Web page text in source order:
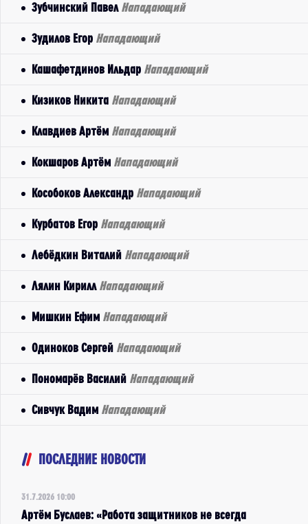
Зубчинский Павел Нападающий
Зудилов Егор Нападающий
Кашафетдинов Ильдар Нападающий
Кизиков Никита Нападающий
Клавдиев Артём Нападающий
Кокшаров Артём Нападающий
Кособоков Александр Нападающий
Курбатов Егор Нападающий
Лебёдкин Виталий Нападающий
Лялин Кирилл Нападающий
Мишкин Ефим Нападающий
Одиноков Сергей Нападающий
Пономарёв Василий Нападающий
Сивчук Вадим Нападающий
ПОСЛЕДНИЕ НОВОСТИ
31.7.2026 10:00
Артём Буслаев: «Работа защитников не всегда